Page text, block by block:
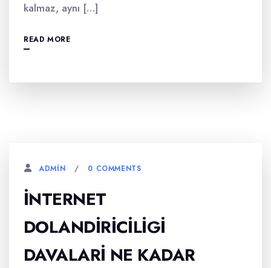
kalmaz, aynı […]
READ MORE
ADMIN 0 COMMENTS
İNTERNET
DOLANDIRICILIGI
DAVALARI NE KADAR